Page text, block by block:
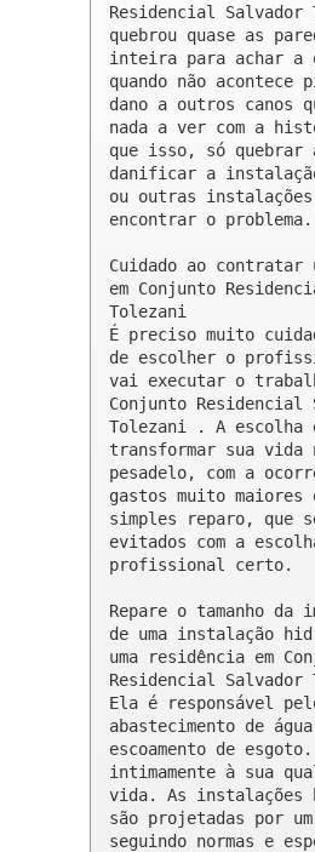
Residencial Salvador
quebrou quase as
inteira para achar a
quando não acontece
dano a outros canos
nada a ver com a
que isso, só quebrar
danificar a
ou outras
encontrar o problema.
Cuidado ao contratar
em Conjunto
Tolezani
É preciso muito
de escolher o
vai executar o
Conjunto Residencial
Tolezani . A escolha
transformar sua vida
pesadelo, com a
gastos muito maiores
simples reparo, que
evitados com a
profissional certo.
Repare o tamanho da
de uma instalação
uma residência em
Residencial Salvador
Ela é responsável
abastecimento de
escoamento de
intimamente à sua
vida. As instalações
são projetadas por
seguindo normas e